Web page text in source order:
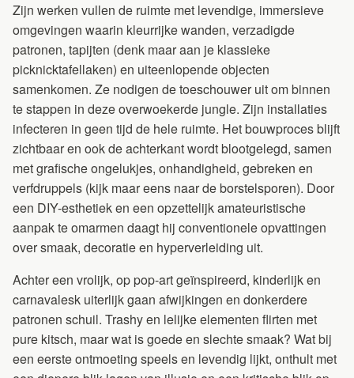
Zijn werken vullen de ruimte met levendige, immersieve
omgevingen waarin kleurrijke wanden, verzadigde
patronen, tapijten (denk maar aan je klassieke
picknicktafellaken) en uiteenlopende objecten
samenkomen. Ze nodigen de toeschouwer uit om binnen
te stappen in deze overwoekerde jungle. Zijn installaties
infecteren in geen tijd de hele ruimte. Het bouwproces blijft
zichtbaar en ook de achterkant wordt blootgelegd, samen
met grafische ongelukjes, onhandigheid, gebreken en
verfdruppels (kijk maar eens naar de borstelsporen). Door
een DIY-esthetiek en een opzettelijk amateuristische
aanpak te omarmen daagt hij conventionele opvattingen
over smaak, decoratie en hyperverleiding uit.
Achter een vrolijk, op pop-art geïnspireerd, kinderlijk en
carnavalesk uiterlijk gaan afwijkingen en donkerdere
patronen schuil. Trashy en lelijke elementen flirten met
pure kitsch, maar wat is goede en slechte smaak? Wat bij
een eerste ontmoeting speels en levendig lijkt, onthult met